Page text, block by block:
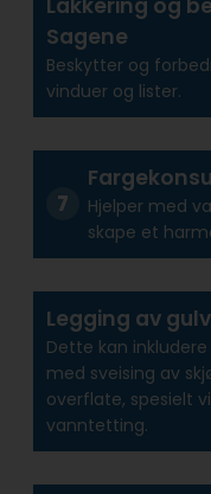
Lakkering og
Sagene
Beskytter og
vinduer og lister.
Hjelper med
skape et
Legging av
Dette kan
med sveising av
overflate, spesielt
vanntetting.